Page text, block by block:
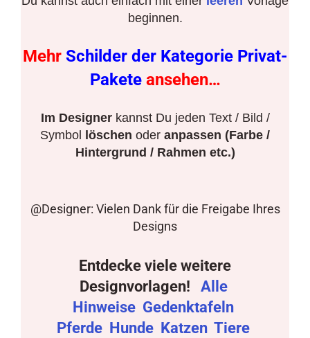
beginnen.
Mehr Schilder der Kategorie Privat-
Pakete ansehen…
Im Designerkannst Du jeden Text / Bild /
Symbol
löschen oder anpassen (Farbe /
Hintergrund / Rahmen etc.)
@Designer: Vielen Dank für die Freigabe Ihres
Designs
Entdecke viele weitere
Designvorlagen!
Alle
Hinweise Gedenktafeln
Pferde Hunde Katzen Tiere